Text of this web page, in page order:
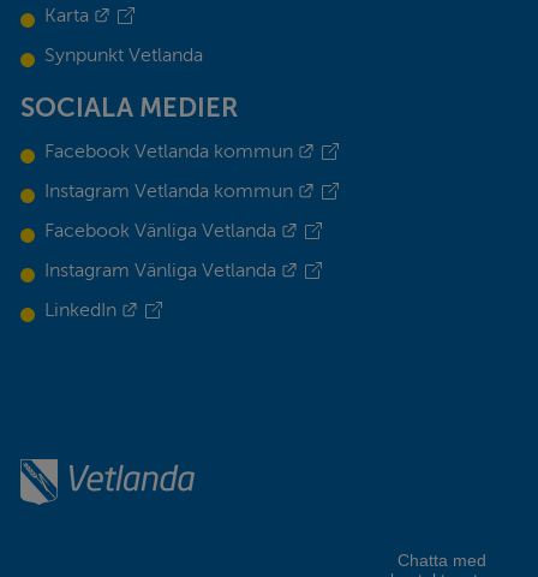
Karta
Länk till annan webbplats.
Synpunkt Vetlanda
SOCIALA MEDIER
Facebook Vetlanda kommun
Länk till annan webbplats.
Instagram Vetlanda kommun
Länk till annan webbplats.
Facebook Vänliga Vetlanda
Länk till annan webbplats.
Instagram Vänliga Vetlanda
Länk till annan webbplats.
LinkedIn
Länk till annan webbplats.